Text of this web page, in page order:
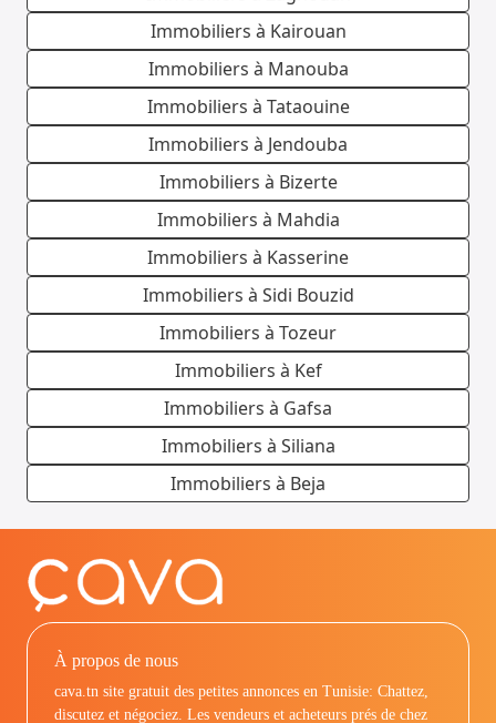
Immobiliers à Kairouan
Immobiliers à Manouba
Immobiliers à Tataouine
Immobiliers à Jendouba
Immobiliers à Bizerte
Immobiliers à Mahdia
Immobiliers à Kasserine
Immobiliers à Sidi Bouzid
Immobiliers à Tozeur
Immobiliers à Kef
Immobiliers à Gafsa
Immobiliers à Siliana
Immobiliers à Beja
À propos de nous
cava.tn site gratuit des petites annonces en Tunisie: Chattez,
discutez et négociez. Les vendeurs et acheteurs prés de chez